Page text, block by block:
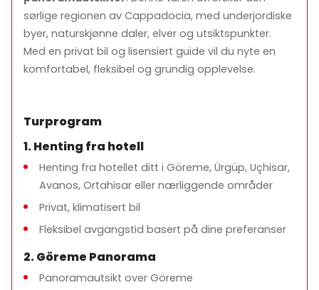
Belisırma Village
Slapp av ved elvebredden i en fredelig
landsbyinnstilling.
panoramautsikt.
Pigeon Valley (Panoramastopp)
Fotostopp med utsikt over de ikoniske duehusene
skåret inn i klippene.
Turbeskrivelse
Omtrent7–8 timer
sørlige regionen av Cappadocia, med underjordiske
byer, naturskjønne daler, elver og utsiktspunkter.
Med en privat bil og lisensiert guide vil du nyte en
komfortabel, fleksibel og grundig opplevelse.
Turprogram
1. Henting fra hotell
Henting fra hotellet ditt i Göreme, Ürgüp, Uçhisar,
Avanos, Ortahisar eller nærliggende områder
Privat, klimatisert bil
Fleksibel avgangstid basert på dine preferanser
2. Göreme Panorama
Panoramautsikt over Göreme